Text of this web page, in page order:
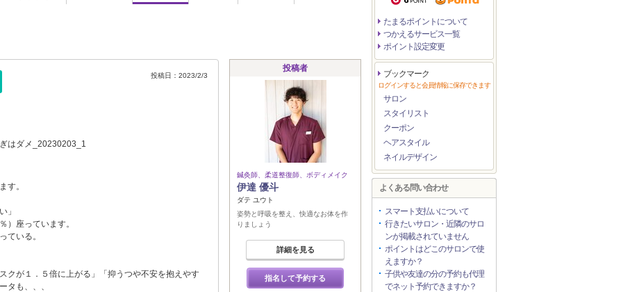
投稿日：2023/2/3
す。
」
）座っています。
ている。
クが１．５倍に上がる」「抑うつや不安を抱えやす
タも、、、
投稿者
鍼灸師、柔道整復師、ボディメイク
伊達 優斗
ダテ ユウト
姿勢と呼吸を整え、快適なお体を作
りましょう
詳細を見る
指名して予約する
たまるポイントについて
つかえるサービス一覧
ポイント設定変更
ブックマーク
ログインすると会員情報に保存できます
サロン
スタイリスト
クーポン
ヘアスタイル
ネイルデザイン
よくある問い合わせ
スマート支払いについて
行きたいサロン・近隣のサロ
ンが掲載されていません
ポイントはどこのサロンで使
えますか？
子供や友達の分の予約も代理
でネット予約できますか？